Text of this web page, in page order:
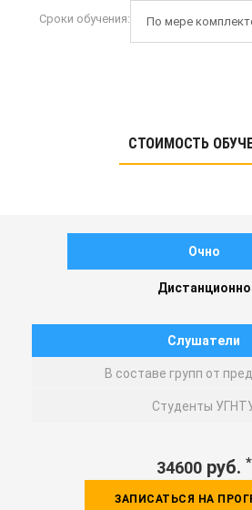
Сроки обучения: По мере
СТОИМОСТЬ
Очно
Дистанционно
Слушатели
В составе групп от
Студенты
34600руб. *
ЗАПИСАТЬСЯ НА